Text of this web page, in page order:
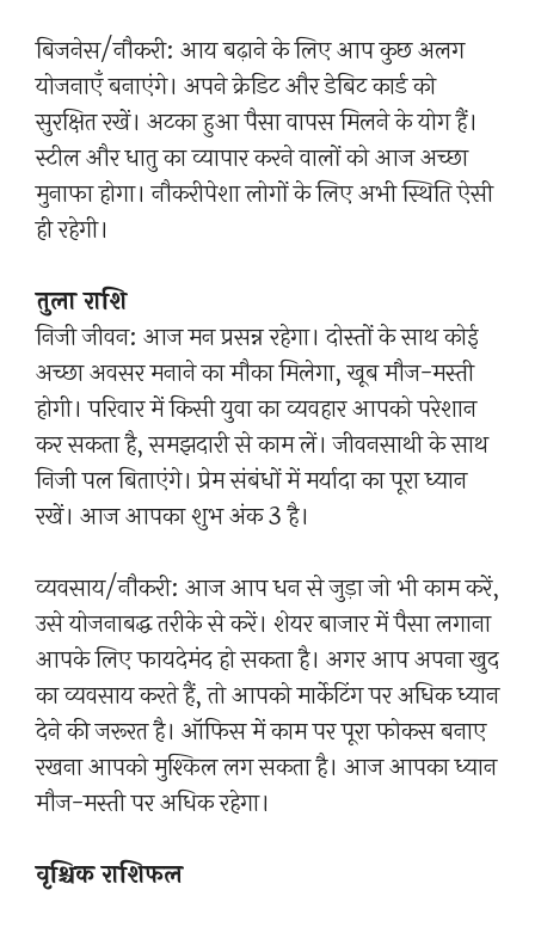
बिजनेस/नौकरी: आय बढ़ाने के लिए आप कुछ अलग
योजनाएँ बनाएंगे। अपने क्रेडिट और डेबिट कार्ड को
सुरक्षित रखें। अटका हुआ पैसा वापस मिलने के योग हैं।
स्टील और धातु का व्यापार करने वालों को आज अच्छा
मुनाफा होगा। नौकरीपेशा लोगों के लिए अभी स्थिति ऐसी
ही रहेगी।
तुला राशि
निजी जीवन: आज मन प्रसन्न रहेगा। दोस्तों के साथ कोई
अच्छा अवसर मनाने का मौका मिलेगा, खूब मौज-मस्ती
होगी। परिवार में किसी युवा का व्यवहार आपको परेशान
कर सकता है, समझदारी से काम लें। जीवनसाथी के साथ
निजी पल बिताएंगे। प्रेम संबंधों में मर्यादा का पूरा ध्यान
रखें। आज आपका शुभ अंक 3 है।
व्यवसाय/नौकरी: आज आप धन से जुड़ा जो भी काम करें,
उसे योजनाबद्ध तरीके से करें। शेयर बाजार में पैसा लगाना
आपके लिए फायदेमंद हो सकता है। अगर आप अपना खुद
का व्यवसाय करते हैं, तो आपको मार्केटिंग पर अधिक ध्यान
देने की जरूरत है। ऑफिस में काम पर पूरा फोकस बनाए
रखना आपको मुश्किल लग सकता है। आज आपका ध्यान
मौज-मस्ती पर अधिक रहेगा।
वृश्चिक राशिफल